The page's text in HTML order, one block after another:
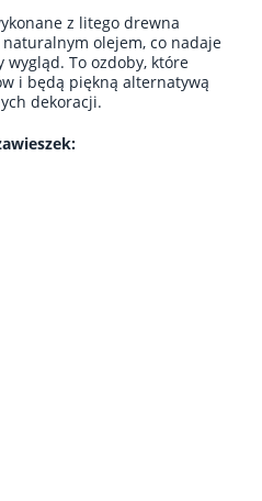
z litego drewna
olejem, co nadaje
wygląd. To ozdoby, które
i będą piękną alternatywą
dekoracji.